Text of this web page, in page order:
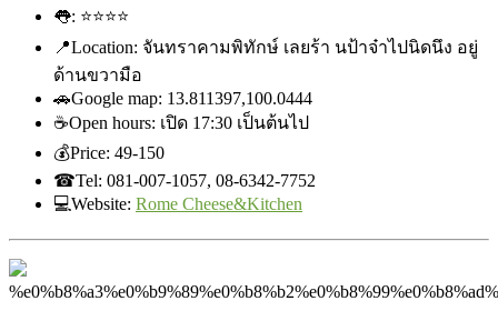
👅: ⭐⭐⭐⭐
📍Location: จันทราคามพิทักษ์ เลยร้า นป้าจ๋าไปนิดนึง อยู่
ด้านขวามือ
🚗Google map: 13.811397,100.0444
☕Open hours: เปิด 17:30 เป็นต้นไป
💰Price: ‎49-150
☎Tel: 081-007-1057, 08-6342-7752
💻Website: Rome Cheese&Kitchen